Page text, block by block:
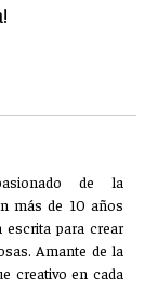
de la
más de 10 años
escrita para crear
Amante de la
creativo en cada